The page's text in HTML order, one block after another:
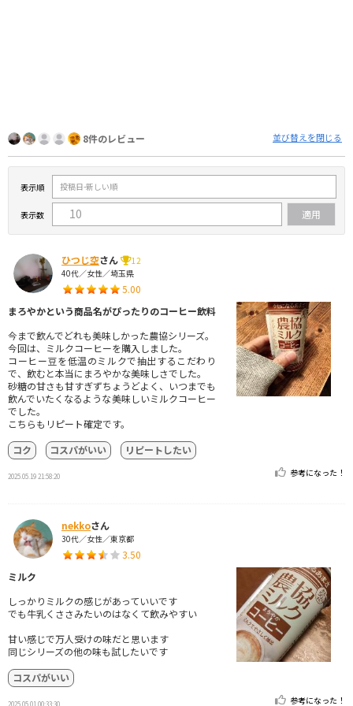
8件のレビュー 並び替えを閉じる
表示順
表示数
ひつじ空さん
12
40代／女性／埼玉県
5.00
まろやかという商品名がぴったりのコーヒー飲料
今まで飲んでどれも美味しかった農協シリーズ。
今回は、ミルクコーヒーを購入しました。
コーヒー豆を低温のミルクで抽出するこだわり
で、飲むと本当にまろやかな美味しさでした。
砂糖の甘さも甘すぎずちょうどよく、いつまでも
飲んでいたくなるような美味しいミルクコーヒー
でした。
こちらもリピート確定です。
コク
コスパがいい リピートしたい
2025.05.19 21:58:20 参考になった！
nekkoさん
30代／女性／東京都
3.50
ミルク
しっかりミルクの感じがあっていいです
でも牛乳くささみたいのはなくて飲みやすい
甘い感じで万人受けの味だと思います
同じシリーズの他の味も試したいです
コスパがいい
2025.05.01 00:33:30 参考になった！